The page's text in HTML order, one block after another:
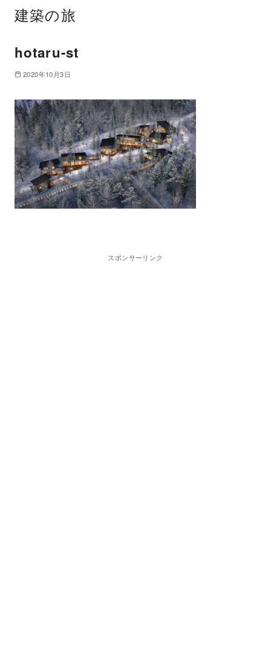
建築の旅
hotaru-st
2020年10月3日
スポンサーリンク